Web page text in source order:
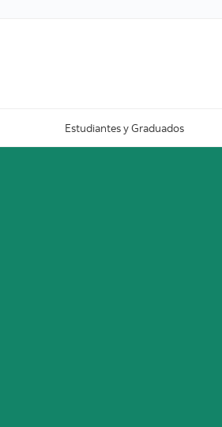
Estudiantes y Graduados